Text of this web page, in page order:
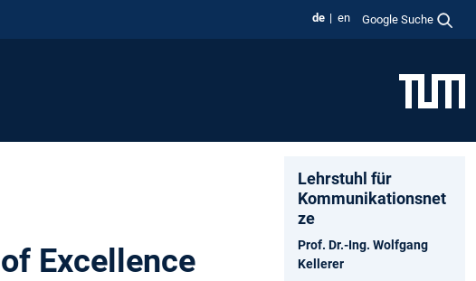
de en Google Suche
Excellence
Lehrstuhl für
Kommunikationsnet
ze
Prof. Dr.-Ing. Wolfgang
Kellerer